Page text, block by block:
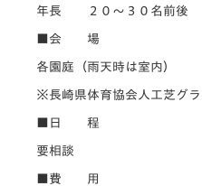
年長 ２０～３０名前後
■会 場
各園庭（雨天時は室内）
※長崎県体育協会人工芝グ
■日 程
要相談
■費 用